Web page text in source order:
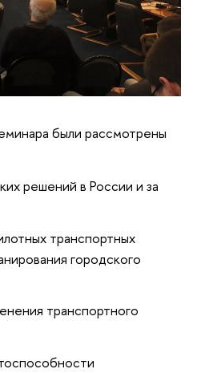
были рассмотрены
решений в России и за
транспортных
городского
транспортного